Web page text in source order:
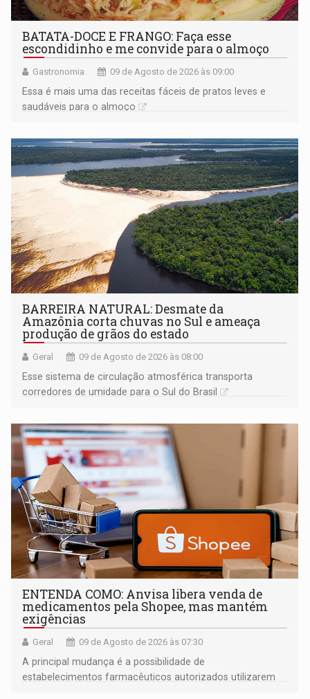
BATATA-DOCE E FRANGO: Faça esse
escondidinho e me convide para o almoço
Gastronomia 09 de Agosto de 2026 às 09:00
Essa é mais uma das receitas fáceis de pratos leves e
saudáveis para o almoço
BARREIRA NATURAL: Desmate da
Amazônia corta chuvas no Sul e ameaça
produção de grãos do estado
Geral 09 de Agosto de 2026 às 08:00
Esse sistema de circulação atmosférica transporta
corredores de umidade para o Sul do Brasil
ENTENDA COMO: Anvisa libera venda de
medicamentos pela Shopee, mas mantém
exigências
Geral 09 de Agosto de 2026 às 07:30
A principal mudança é a possibilidade de
estabelecimentos farmacêuticos autorizados utilizarem